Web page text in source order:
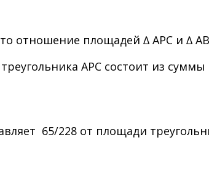
отношение площадей ∆ АРС и ∆
АРС состоит из
65/228 от площади